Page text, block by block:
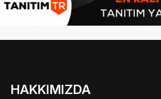
HAKKIMIZDA